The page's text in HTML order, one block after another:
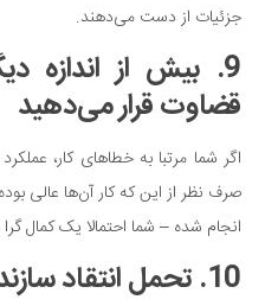
جزئیات از دست می‌دهند.
9. بیش از اندازه
قضاوت قرار می‌دهید
اگر شما مرتبا به خطاهای کار،
صرف نظر از این که کار آن‌ها عالی
انجام شده – شما احتمالا یک کمال
10. تحمل انتقاد سازنده از خودتان را ندارید